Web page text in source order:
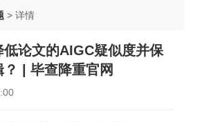
> 详情
低论文的AIGC疑似度并保
？ | 毕查降重官网